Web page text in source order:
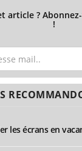
article ?
!
les écrans en